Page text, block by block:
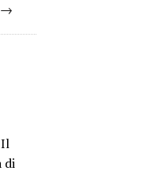
Il
di